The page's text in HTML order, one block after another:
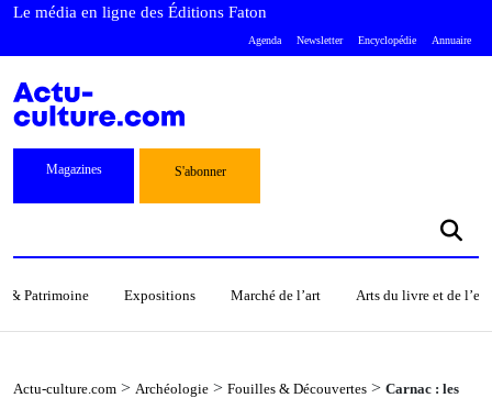
Le média en ligne des Éditions Faton
Agenda Newsletter Encyclopédie Annuaire
Magazines S'abonner
& Patrimoine Expositions Marché de l’art Arts du livre et de
Actu-culture.com > Archéologie > Fouilles & Découvertes > Carnac : les